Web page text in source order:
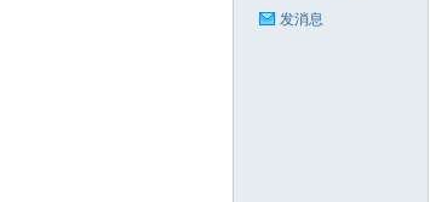
发消息